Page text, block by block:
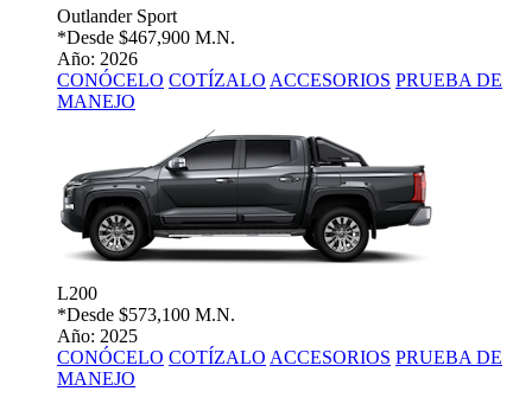
Outlander Sport
*Desde $467,900 M.N.
Año: 2026
CONÓCELO COTÍZALO ACCESORIOS PRUEBA DE
MANEJO
L200
*Desde $573,100 M.N.
Año: 2025
CONÓCELO COTÍZALO ACCESORIOS PRUEBA DE
MANEJO